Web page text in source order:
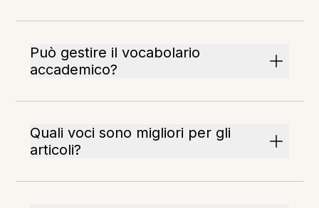
Può gestire il vocabolario
accademico?
Quali voci sono migliori per gli
articoli?